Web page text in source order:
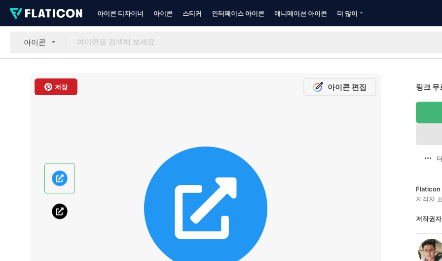
아이콘 디자이너 아이콘 스티커 인터페이스 아이콘 애니메이션 아이콘 더 많이
아이콘
저장 아이콘 편집 링크 무
Flaticon
저작자
저작권